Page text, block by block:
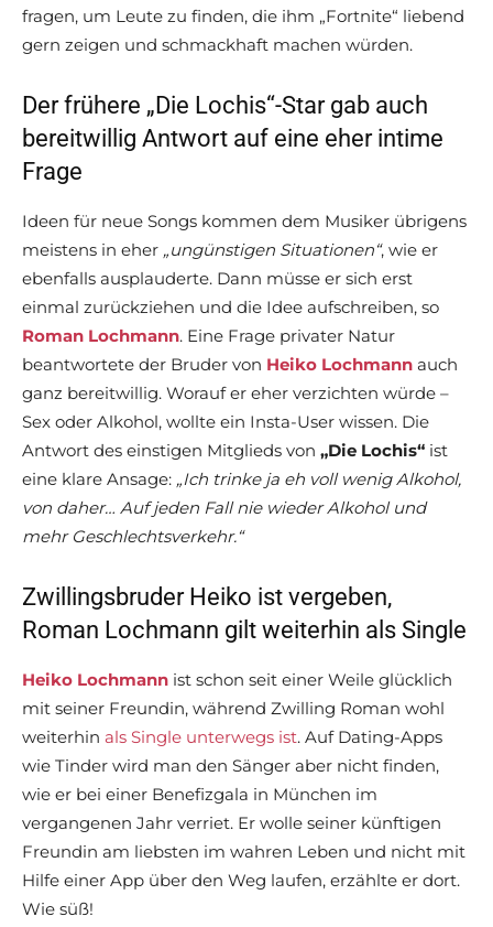
fragen, um Leute zu finden, die ihm „Fortnite“ liebend
gern zeigen und schmackhaft machen würden.
Der frühere „Die Lochis“-Star gab auch
bereitwillig Antwort auf eine eher intime
Frage
Ideen für neue Songs kommen dem Musiker übrigens
meistens in eher „ungünstigen Situationen“, wie er
ebenfalls ausplauderte. Dann müsse er sich erst
einmal zurückziehen und die Idee aufschreiben, so
Roman Lochmann. Eine Frage privater Natur
beantwortete der Bruder von Heiko Lochmann auch
ganz bereitwillig. Worauf er eher verzichten würde –
Sex oder Alkohol, wollte ein Insta-User wissen. Die
Antwort des einstigen Mitglieds von „Die Lochis“ ist
eine klare Ansage: „Ich trinke ja eh voll wenig Alkohol,
von daher… Auf jeden Fall nie wieder Alkohol und
mehr Geschlechtsverkehr.“
Zwillingsbruder Heiko ist vergeben,
Roman Lochmann gilt weiterhin als Single
Heiko Lochmann ist schon seit einer Weile glücklich
mit seiner Freundin, während Zwilling Roman wohl
weiterhin als Single unterwegs ist. Auf Dating-Apps
wie Tinder wird man den Sänger aber nicht finden,
wie er bei einer Benefizgala in München im
vergangenen Jahr verriet. Er wolle seiner künftigen
Freundin am liebsten im wahren Leben und nicht mit
Hilfe einer App über den Weg laufen, erzählte er dort.
Wie süß!